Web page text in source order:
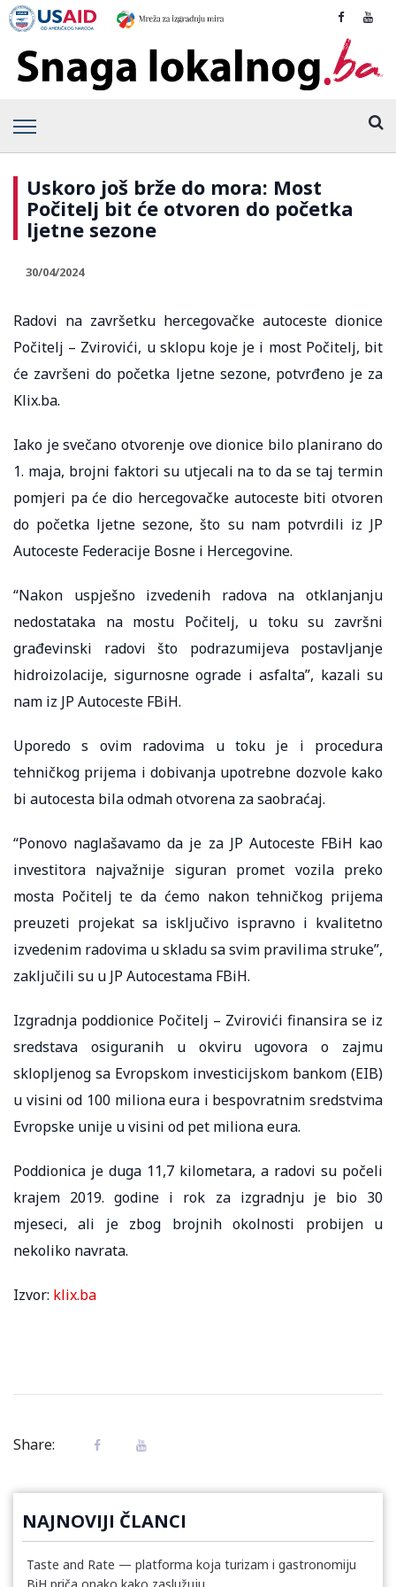
Uskoro još brže do mora: Most
Počitelj bit će otvoren do početka
ljetne sezone
30/04/2024
Radovi na završetku hercegovačke autoceste dionice
Počitelj – Zvirovići, u sklopu koje je i most Počitelj, bit
će završeni do početka ljetne sezone, potvrđeno je za
Klix.ba.
Iako je svečano otvorenje ove dionice bilo planirano do
1. maja, brojni faktori su utjecali na to da se taj termin
pomjeri pa će dio hercegovačke autoceste biti otvoren
do početka ljetne sezone, što su nam potvrdili iz JP
Autoceste Federacije Bosne i Hercegovine.
“Nakon uspješno izvedenih radova na otklanjanju
nedostataka na mostu Počitelj, u toku su završni
građevinski radovi što podrazumijeva postavljanje
hidroizolacije, sigurnosne ograde i asfalta”, kazali su
nam iz JP Autoceste FBiH.
Uporedo s ovim radovima u toku je i procedura
tehničkog prijema i dobivanja upotrebne dozvole kako
bi autocesta bila odmah otvorena za saobraćaj.
“Ponovo naglašavamo da je za JP Autoceste FBiH kao
investitora najvažnije siguran promet vozila preko
mosta Počitelj te da ćemo nakon tehničkog prijema
preuzeti projekat sa isključivo ispravno i kvalitetno
izvedenim radovima u skladu sa svim pravilima struke”,
zaključili su u JP Autocestama FBiH.
Izgradnja poddionice Počitelj – Zvirovići finansira se iz
sredstava osiguranih u okviru ugovora o zajmu
sklopljenog sa Evropskom investicijskom bankom (EIB)
u visini od 100 miliona eura i bespovratnim sredstvima
Evropske unije u visini od pet miliona eura.
Poddionica je duga 11,7 kilometara, a radovi su počeli
krajem 2019. godine i rok za izgradnju je bio 30
mjeseci, ali je zbog brojnih okolnosti probijen u
nekoliko navrata.
Izvor: klix.ba
Share:
NAJNOVIJI ČLANCI
Taste and Rate — platforma koja turizam i gastronomiju
BiH priča onako kako zaslužuju